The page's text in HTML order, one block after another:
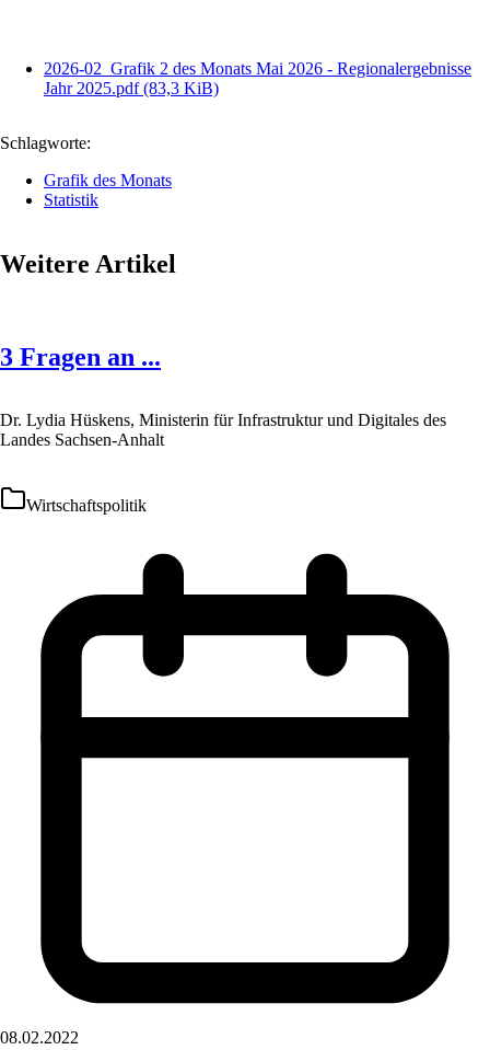
2026-02_Grafik 2 des Monats Mai 2026 - Regionalergebnisse
Jahr 2025.pdf(83,3 KiB)
Schlagworte:
Grafik des Monats
Statistik
Weitere Artikel
3 Fragen an ...
Dr. Lydia Hüskens, Ministerin für Infrastruktur und Digitales des
Landes Sachsen-Anhalt
Wirtschaftspolitik
08.02.2022